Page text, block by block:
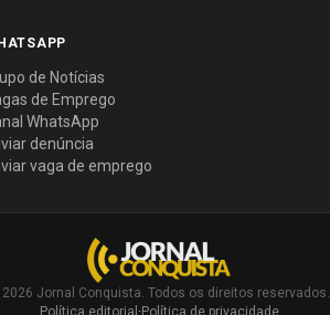
de Notícias
de Emprego
WhatsApp
denúncia
vaga de emprego
Jornal Conquista. Todos os direitos reservados.
Política editorial · Política de privacidade